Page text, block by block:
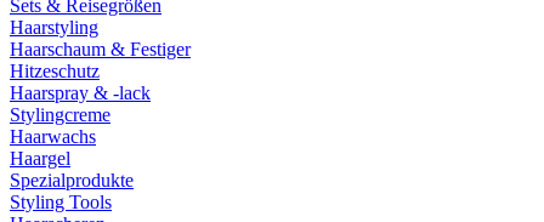
Sets & Reisegrößen
Haarstyling
Haarschaum & Festiger
Hitzeschutz
Haarspray & -lack
Stylingcreme
Haarwachs
Haargel
Spezialprodukte
Styling Tools